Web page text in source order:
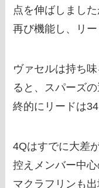
点を伸ばしまし
再び機能し、リー
ヴァセルは持ち
ると、スパーズ
終的にリードは
4Qはすでに大差
控えメンバー中
マクラフリンも